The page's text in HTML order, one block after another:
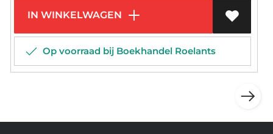
IN WINKELWAGEN
Op voorraad bij Boekhandel Roelants